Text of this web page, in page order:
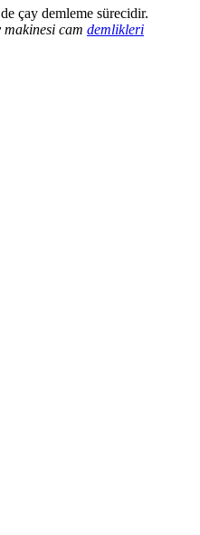
çay demleme sürecidir.
makinesi cam demlikleri
sağlar.
öne çıkar.